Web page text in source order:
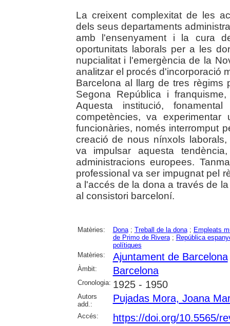
La creixent complexitat de les
dels seus departaments
amb l'ensenyament i la cura
oportunitats laborals per a les
nupcialitat i l'emergència de la
analitzar el procés d'incorporació
Barcelona al llarg de tres règims
Segona República i
Aquesta institució,
competències, va
funcionàries, només interromput
creació de nous nínxols
va impulsar aquesta
administracions europees.
professional va ser impugnat pel
a l'accés de la dona a través de
al consistori barceloní.
Matèries: Dona; Treball de la dona; Empleats
de Primo de Rivera; República
polítiques
Matèries:
Ajuntament de Barcelona
Àmbit: Barcelona
Cronologia: 1925 - 1950
Autors
add.:
Pujadas Mora, Joana
Accés: https://doi.org/10.5565/